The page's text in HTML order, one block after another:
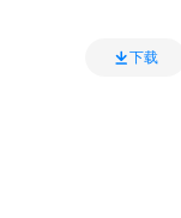
下载